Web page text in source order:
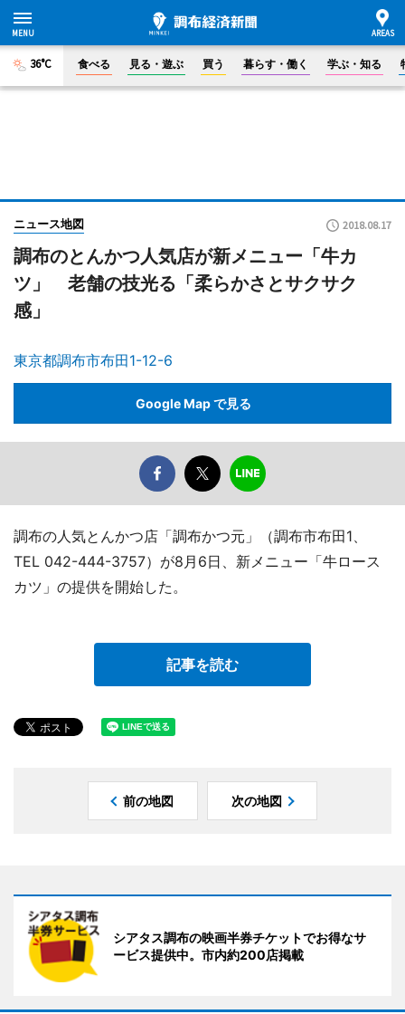
36°C 食べる 見る・遊ぶ 買う 暮らす・働く 学ぶ・知る
ニュース地図 2018.08.17
調布のとんかつ人気店が新メニュー「牛カ
ツ」 老舗の技光る「柔らかさとサクサク
感」
東京都調布市布田1-12-6
Google Map で見る
調布の人気とんかつ店「調布かつ元」（調布市布田1、
TEL 042-444-3757）が8月6日、新メニュー「牛ロース
カツ」の提供を開始した。
記事を読む
前の地図 次の地図
シアタス調布の映画半券チケットでお得なサ
ービス提供中。市内約200店掲載